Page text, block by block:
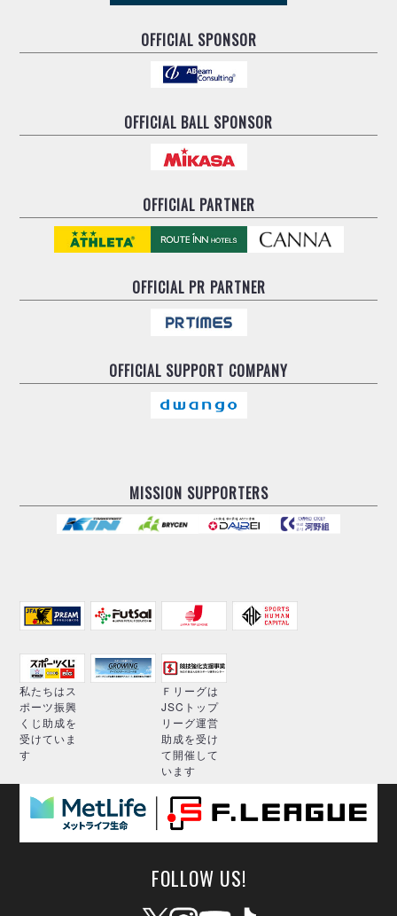
OFFICIAL SPONSOR
OFFICIAL BALL SPONSOR
OFFICIAL PARTNER
OFFICIALPR PARTNER
OFFICIAL SUPPORT COMPANY
MISSION SUPPORTERS
私たちはス
ポーツ振興
くじ助成を
受けていま
す
Ｆリーグは
JSCトップ
リーグ運営
助成を受け
て開催して
います
FOLLOW US!